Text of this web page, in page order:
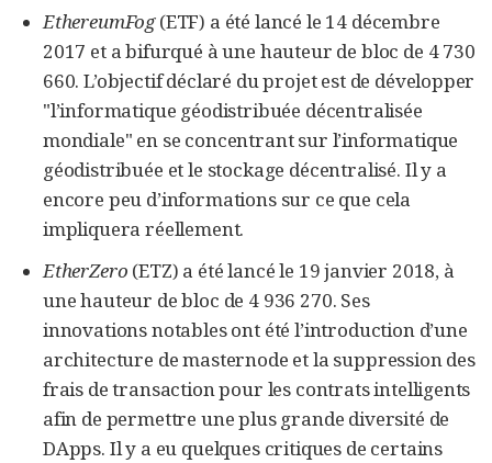
EthereumFog(ETF) a été lancé le 14 décembre
2017 et a bifurqué à une hauteur de bloc de 4 730
660. L’objectif déclaré du projet est de développer
"l’informatique géodistribuée décentralisée
mondiale" en se concentrant sur l’informatique
géodistribuée et le stockage décentralisé. Il y a
encore peu d’informations sur ce que cela
impliquera réellement.
EtherZero (ETZ) a été lancé le 19 janvier 2018, à
une hauteur de bloc de 4 936 270. Ses
innovations notables ont été l’introduction d’une
architecture de masternode et la suppression des
frais de transaction pour les contrats intelligents
afin de permettre une plus grande diversité de
DApps. Il y a eu quelques critiques de certains